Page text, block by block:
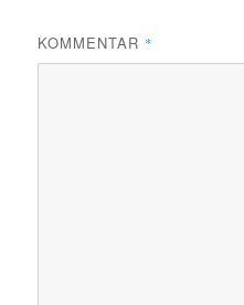
KOMMENTAR *